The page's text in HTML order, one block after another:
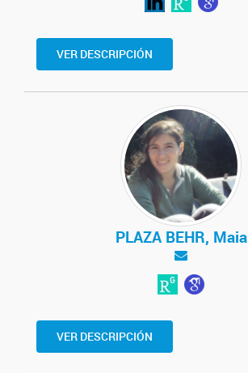
VER DESCRIPCIÓN
PLAZA BEHR, Maia
VER DESCRIPCIÓN